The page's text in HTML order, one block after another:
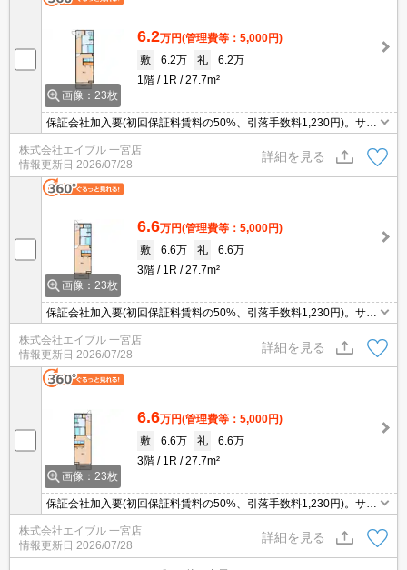
画像：23枚
6.2万円(管理費等：5,000円)
敷
6.2万 礼
6.2万
1階
1R 27.7m²
保証会社加入要(初回保証料賃料の50%、引落手数料1,230円)。サポ
ートシステム加入要770円/月。
株式会社エイブル 一宮店
情報更新日 2026/07/28
詳細を見る
画像：23枚
6.6万円(管理費等：5,000円)
敷
6.6万 礼
6.6万
3階
1R 27.7m²
保証会社加入要(初回保証料賃料の50%、引落手数料1,230円)。サポ
ートシステム加入要770円/月。
株式会社エイブル 一宮店
情報更新日 2026/07/28
詳細を見る
画像：23枚
6.6万円(管理費等：5,000円)
敷
6.6万 礼
6.6万
3階
1R 27.7m²
保証会社加入要(初回保証料賃料の50%、引落手数料1,230円)。サポ
ートシステム加入要770円/月。
株式会社エイブル 一宮店
情報更新日 2026/07/28
詳細を見る